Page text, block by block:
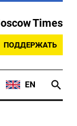
Times
ПОДДЕРЖАТЬ
EN